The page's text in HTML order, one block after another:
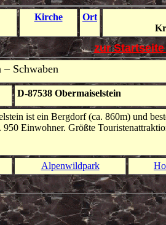
Kirche
Ort
zur
– Schwaben
D-87538 Obermaiselstein
ist ein Bergdorf (ca. 860m) und
950 Einwohner. Größte
Alpenwildpark